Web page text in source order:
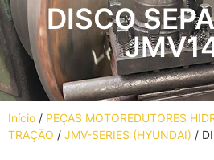
DISCO
Início / PEÇAS MOTOREDUTORES
TRAÇÃO / JMV-SERIES (HYUNDAI) /